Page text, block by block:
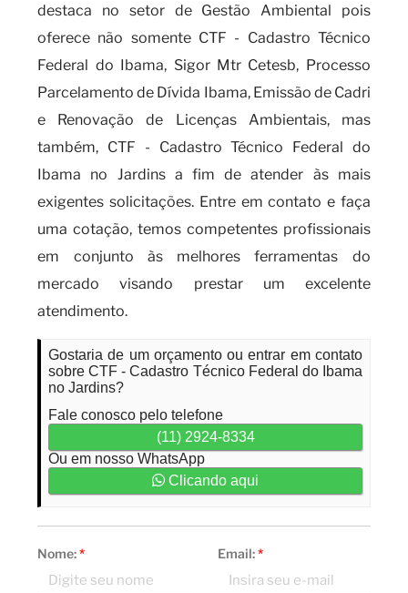
destaca no setor de Gestão Ambiental pois
oferece não somente CTF - Cadastro Técnico
Federal do Ibama, Sigor Mtr Cetesb, Processo
Parcelamento de Dívida Ibama, Emissão de Cadri
e Renovação de Licenças Ambientais, mas
também, CTF - Cadastro Técnico Federal do
Ibama no Jardins a fim de atender às mais
exigentes solicitações. Entre em contato e faça
uma cotação, temos competentes profissionais
em conjunto às melhores ferramentas do
mercado visando prestar um excelente
atendimento.
Gostaria de um orçamento ou entrar em contato
sobre CTF - Cadastro Técnico Federal do Ibama
no Jardins?
Fale conosco pelo telefone
(11) 2924-8334
Ou em nosso WhatsApp
Clicando aqui
Nome:* Email:*